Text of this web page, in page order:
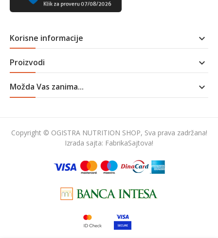
Korisne informacije 
Proizvodi 
Možda Vas zanima... 
Copyright © OGISTRA NUTRITION SHOP, Sva prava zadržana!
Izrada sajta: FabrikaSajtova!